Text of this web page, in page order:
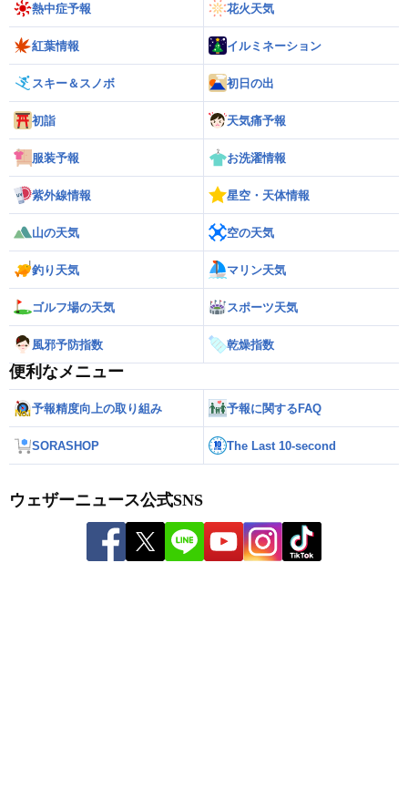
熱中症予報 花火天気
紅葉情報 イルミネーション
スキー＆スノボ 初日の出
初詣 天気痛予報
服装予報 お洗濯情報
紫外線情報 星空・天体情報
山の天気 空の天気
釣り天気 マリン天気
ゴルフ場の天気 スポーツ天気
風邪予防指数 乾燥指数
便利なメニュー
予報精度向上の取り組み 予報に関するFAQ
SORASHOP The Last 10-second
ウェザーニュース公式SNS